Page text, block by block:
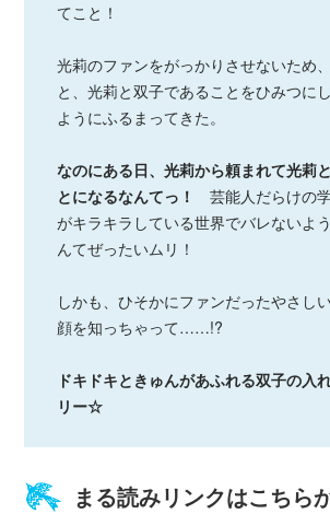
てこと！
光莉のファンをがっかりさせないため
と、光莉と双子であることをひみつに
ようにふるまってきた。
なのにある日、光莉から頼まれて光莉
とになるなんてっ！
芸能人だらけの
がキラキラしている世界でバレないよ
んてぜったいムリ！
しかも、ひそかにファンだったやさし
顔を知っちゃって……!?
ドキドキときゅんがあふれる双子の入
リー☆
まる読みリンクはこちら